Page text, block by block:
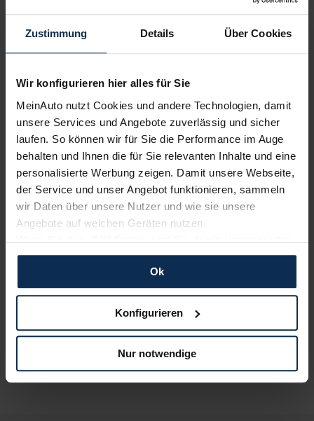
Zustimmung Details Über Cookies
Wir konfigurieren hier alles für Sie
MeinAuto nutzt Cookies und andere Technologien, damit
unsere Services und Angebote zuverlässig und sicher
laufen. So können wir für Sie die Performance im Auge
behalten und Ihnen die für Sie relevanten Inhalte und eine
personalisierte Werbung zeigen. Damit unsere Webseite,
der Service und unser Angebot funktionieren, sammeln
wir Daten über unsere Nutzer und wie sie unsere
Angebote auf welchen Geräten nutzen.
Wenn Sie das „OK“ finden, sind Sie damit einverstanden
und erlauben uns Cookies für unseren Service zu
verwenden und diese Daten an Dritte weiterzugeben,
etwa an unsere Marketingpartner. Falls Sie dem nicht
zustimmen möchten, beschränken wir uns auf die
dann nicht auf Sie zuschneiden und Sie somit nicht
perfekt auf dem Weg zu Ihrem Neuwagen unterstützen.
Sie können die Einstellungen jederzeit anpassen oder
Ok
Konfigurieren
Nur notwendige
Audi SQ6 Sportback e-tron
UVP:96.200 €
Vario-Finanzierung inkl. MwSt.
881€